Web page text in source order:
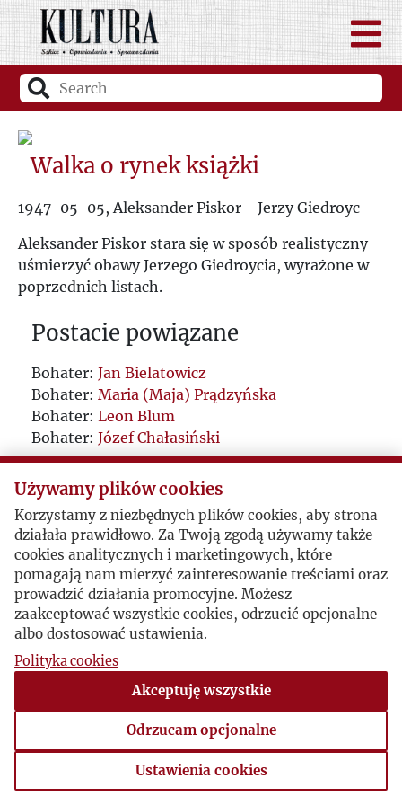
Walka o rynek książki
1947-05-05, Aleksander Piskor - Jerzy Giedroyc
Aleksander Piskor stara się w sposób realistyczny
uśmierzyć obawy Jerzego Giedroycia, wyrażone w
poprzednich listach.
Postacie powiązane
Bohater: Jan Bielatowicz
Bohater: Maria (Maja) Prądzyńska
Bohater: Leon Blum
Bohater: Józef Chałasiński
Używamy plików cookies
Korzystamy z niezbędnych plików cookies, aby strona
działała prawidłowo. Za Twoją zgodą używamy także
cookies analitycznych i marketingowych, które
pomagają nam mierzyć zainteresowanie treściami oraz
prowadzić działania promocyjne. Możesz
zaakceptować wszystkie cookies, odrzucić opcjonalne
albo dostosować ustawienia.
Polityka cookies
Akceptuję wszystkie
Odrzucam opcjonalne
Ustawienia cookies
Ustawienia cookies